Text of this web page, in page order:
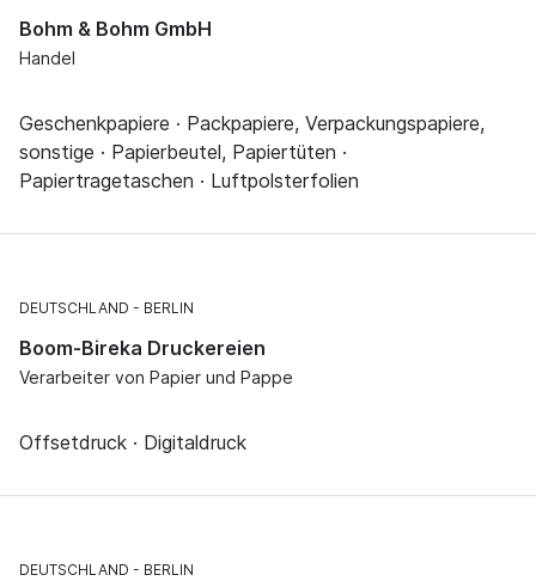
Bohm & Bohm GmbH
Handel
Geschenkpapiere · Packpapiere, Verpackungspapiere,
sonstige · Papierbeutel, Papiertüten ·
Papiertragetaschen · Luftpolsterfolien
DEUTSCHLAND BERLIN
Boom-Bireka Druckereien
Verarbeiter von Papier und Pappe
Offsetdruck · Digitaldruck
DEUTSCHLAND BERLIN